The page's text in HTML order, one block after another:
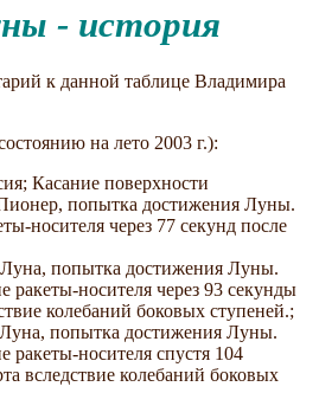
- история
к данной таблице Владимира
на лето 2003 г.):
Касание поверхности
попытка достижения Луны.
носителя через 77 секунд после
попытка достижения Луны.
ракеты-носителя через 93 секунды
колебаний боковых ступеней.;
попытка достижения Луны.
ракеты-носителя спустя 104
вследствие колебаний боковых